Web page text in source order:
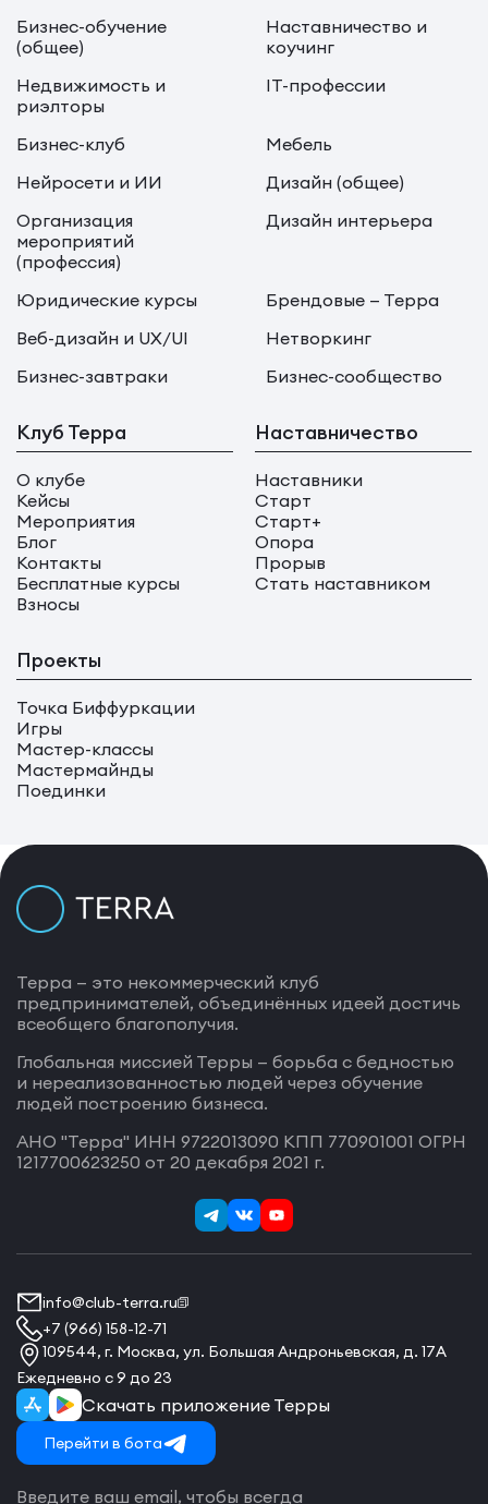
Бизнес-обучение
(общее)
Наставничество и
коучинг
Недвижимость и
риэлторы
IT-профессии
Бизнес-клуб
Мебель
Нейросети и ИИ
Дизайн (общее)
Организация
мероприятий
(профессия)
Дизайн интерьера
Юридические курсы
Брендовые — Терра
Веб-дизайн и UX/UI
Нетворкинг
Бизнес-завтраки
Бизнес-сообщество
Клуб Терра
О клубе
Кейсы
Мероприятия
Блог
Контакты
Бесплатные курсы
Взносы
Наставничество
Наставники
Старт
Старт+
Опора
Прорыв
Стать наставником
Проекты
Точка Биффуркации
Игры
Мастер-классы
Мастермайнды
Поединки
Терра — это некоммерческий клуб
предпринимателей, объединённых идеей достичь
всеобщего благополучия.
Глобальная миссией Терры — борьба с бедностью
и нереализованностью людей через обучение
людей построению бизнеса.
АНО "Терра" ИНН 9722013090 КПП 770901001 ОГРН
1217700623250 от 20 декабря 2021 г.
info@club-terra.ru
+7 (966) 158-12-71
109544, г. Москва, ул. Большая Андроньевская, д. 17А
Ежедневно с 9 до 23
Скачать приложение Терры
Перейти в бота
Введите ваш email, чтобы всегда